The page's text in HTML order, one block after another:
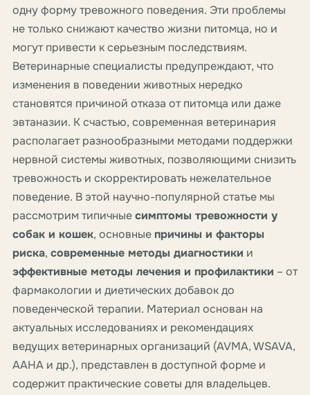
одну форму тревожного поведения. Эти проблемы
не только снижают качество жизни питомца, но и
могут привести к серьезным последствиям.
Ветеринарные специалисты предупреждают, что
изменения в поведении животных нередко
становятся причиной отказа от питомца или даже
эвтаназии. К счастью, современная ветеринария
располагает разнообразными методами поддержки
нервной системы животных, позволяющими снизить
тревожность и скорректировать нежелательное
поведение. В этой научно-популярной статье мы
рассмотрим типичныесимптомы тревожности у
собак и кошек, основные причины и факторы
риска, современные методы диагностики и
эффективные методы лечения и профилактики – от
фармакологии и диетических добавок до
поведенческой терапии. Материал основан на
актуальных исследованиях и рекомендациях
ведущих ветеринарных организаций (AVMA, WSAVA,
AAHA и др.), представлен в доступной форме и
содержит практические советы для владельцев.